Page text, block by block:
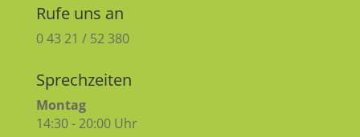
Rufe uns an
0 43 21 / 52 380
Sprechzeiten
Montag
14:30 - 20:00 Uhr